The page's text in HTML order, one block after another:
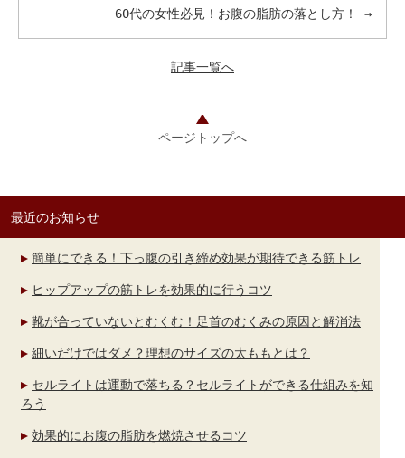
最近のお知らせ
簡単にできる！下っ腹の引き締め効果が期待できる筋トレ
ヒップアップの筋トレを効果的に行うコツ
靴が合っていないとむくむ！足首のむくみの原因と解消法
細いだけではダメ？理想のサイズの太ももとは？
セルライトは運動で落ちる？セルライトができる仕組みを知
ろう
効果的にお腹の脂肪を燃焼させるコツ
60代の女性必見！お腹の脂肪の落とし方！ →
記事一覧へ
ページトップへ